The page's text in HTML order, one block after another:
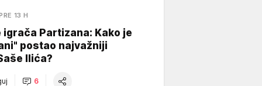
13 H
igrača Partizana: Kako je
postao najvažniji
Ilića?
6